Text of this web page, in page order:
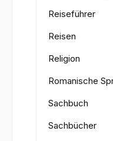
Reiseführer
Reisen
Religion
Romanische
Sachbuch
Sachbücher